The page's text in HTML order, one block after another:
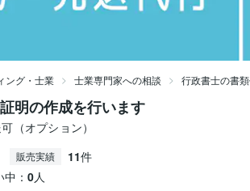
ング・士業 士業専門家への相談 行政書士の書
明の作成を行います
（オプション）
販売実績 11件
： 0人